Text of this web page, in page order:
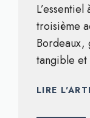
troisième
Bordeaux,
tangible et
LIRE